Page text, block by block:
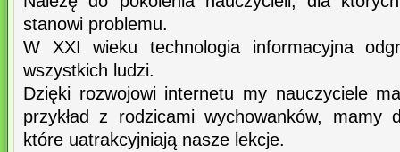
stanowi problemu.
W XXI wieku technologia informacyjna
wszystkich ludzi.
Dzięki rozwojowi internetu my nauczyciele
przykład z rodzicami wychowanków, mamy
które uatrakcyjniają nasze lekcje.